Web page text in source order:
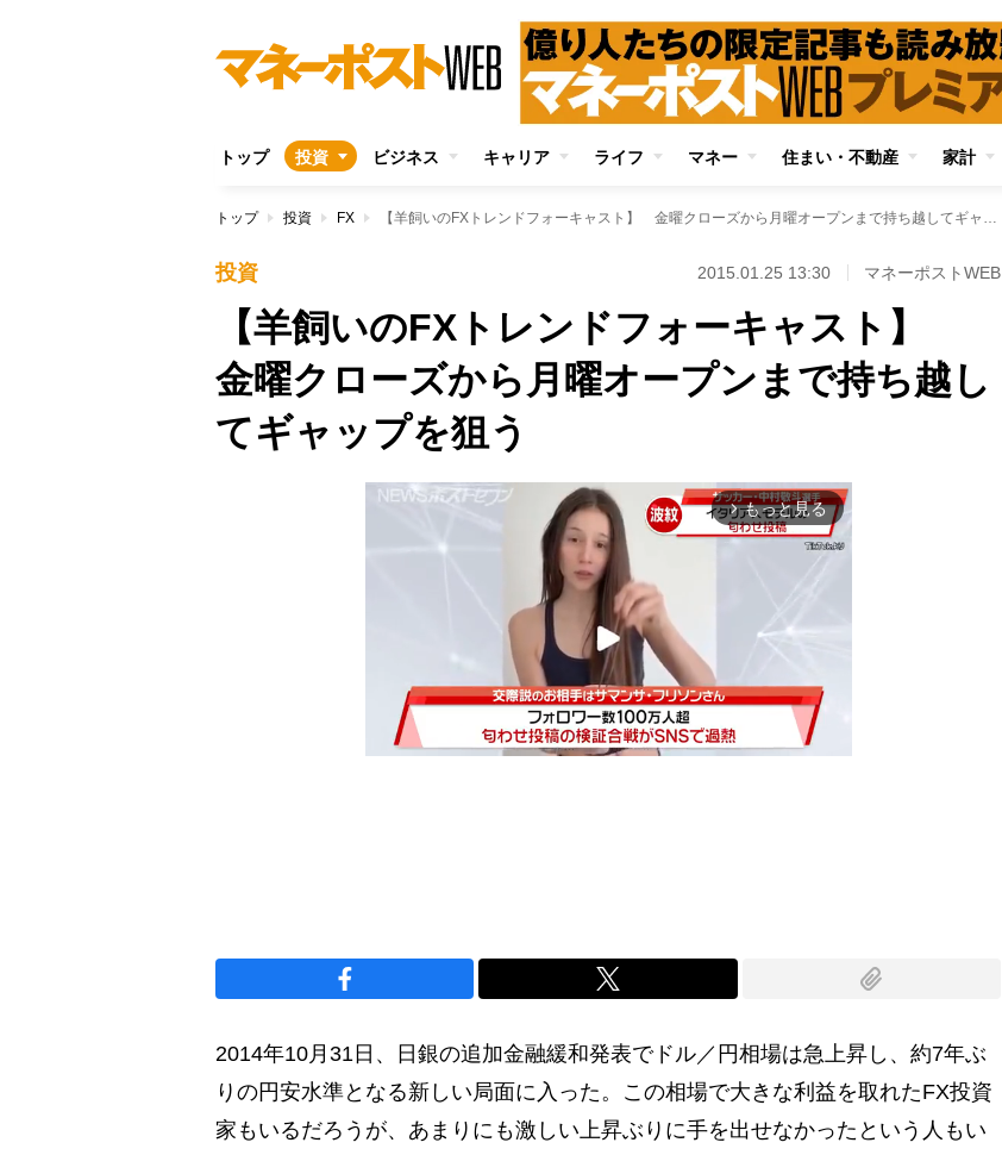
トップ 投資 ビジネス キャリア ライフ マネー 住まい・不動産 家計
トップ 投資 FX 【羊飼いのFXトレンドフォーキャスト】 金曜クローズから月曜オープンまで持ち越してギャップを狙う
投資 2015.01.25 13:30 マネーポストWEB
【羊飼いのFXトレンドフォーキャスト】
金曜クローズから月曜オープンまで持ち越し
てギャップを狙う
arrow_forward_ios もっと見る
2014年10月31日、日銀の追加金融緩和発表でドル／円相場は急上昇し、約7年ぶ
りの円安水準となる新しい局面に入った。この相場で大きな利益を取れたFX投資
家もいるだろうが、あまりにも激しい上昇ぶりに手を出せなかったという人もい